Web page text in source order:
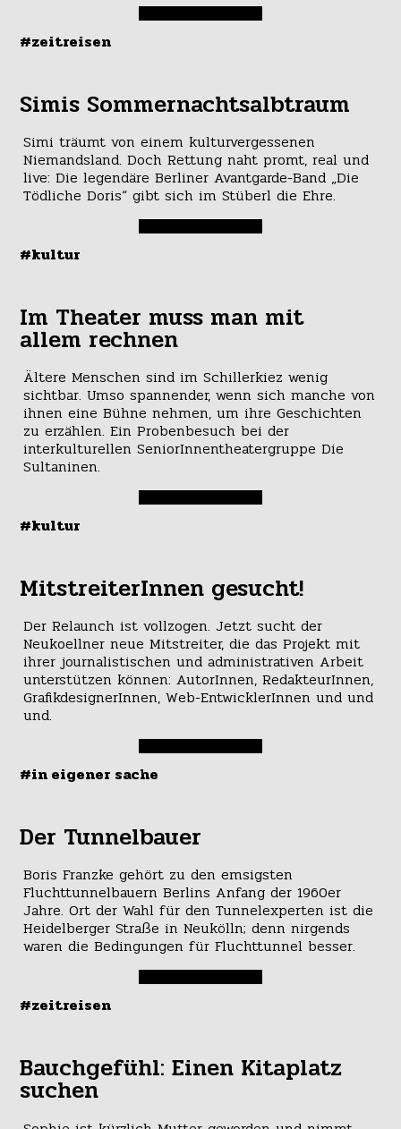
#zeitreisen
Simis Sommernachtsalbtraum
Simi träumt von einem kulturvergessenen
Niemandsland. Doch Rettung naht promt, real und
live: Die legendäre Berliner Avantgarde-Band „Die
Tödliche Doris“ gibt sich im Stüberl die Ehre.
#kultur
Im Theater muss man mit
allem rechnen
Ältere Menschen sind im Schillerkiez wenig
sichtbar. Umso spannender, wenn sich manche von
ihnen eine Bühne nehmen, um ihre Geschichten
zu erzählen. Ein Probenbesuch bei der
interkulturellen SeniorInnentheatergruppe Die
Sultaninen.
#kultur
MitstreiterInnen gesucht!
Der Relaunch ist vollzogen. Jetzt sucht der
Neukoellner neue Mitstreiter, die das Projekt mit
ihrer journalistischen und administrativen Arbeit
unterstützen können: AutorInnen, RedakteurInnen,
GrafikdesignerInnen, Web-EntwicklerInnen und und
und.
#in eigener sache
Der Tunnelbauer
Boris Franzke gehört zu den emsigsten
Fluchttunnelbauern Berlins Anfang der 1960er
Jahre. Ort der Wahl für den Tunnelexperten ist die
Heidelberger Straße in Neukölln; denn nirgends
waren die Bedingungen für Fluchttunnel besser.
#zeitreisen
Bauchgefühl: Einen Kitaplatz
suchen